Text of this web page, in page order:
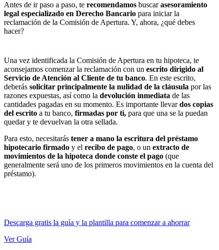
Antes de ir paso a paso, te recomendamos buscarasesoramiento
legal especializado en Derecho Bancario para iniciar la
reclamación de la Comisión de Apertura. Y, ahora, ¿qué debes
hacer?
Una vez identificada la Comisión de Apertura en tu hipoteca, te
aconsejamos comenzar la reclamación con un escrito dirigido al
Servicio de Atención al Cliente de tu banco. En este escrito,
deberás solicitar principalmente la nulidad de la cláusula por las
razones expuestas, así como la devolución inmediata de las
cantidades pagadas en su momento. Es importante llevardos copias
del escrito a tu banco, firmadas por ti, para que una se la puedan
quedar y te devuelvan la otra sellada.
Para esto, necesitarás tener a mano la escritura del préstamo
hipotecario firmado y el recibo de pago, o un extracto de
movimientos de la hipoteca donde conste el pago (que
generalmente será uno de los primeros movimientos en la cuenta del
préstamo).
Descarga gratis la guía y la plantilla para comenzar a ahorrar
Ver Guía